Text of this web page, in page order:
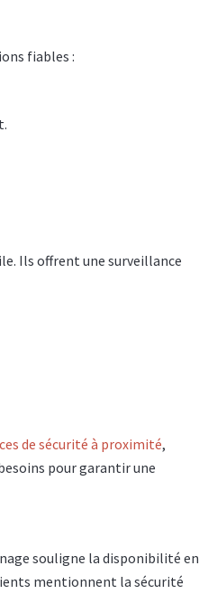
fiables :
Ils offrent une surveillance
de sécurité à proximité,
pour garantir une
souligne la disponibilité en
mentionnent la sécurité